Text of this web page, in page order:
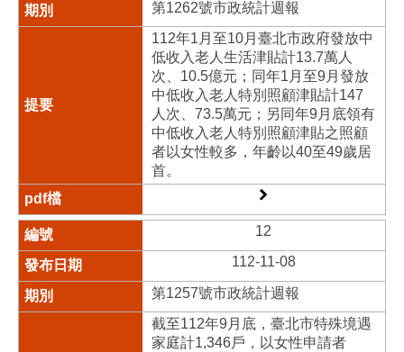
第1262號市政統計週報
112年1月至10月臺北市政府發放中
低收入老人生活津貼計13.7萬人
次、10.5億元；同年1月至9月發放
中低收入老人特別照顧津貼計147
人次、73.5萬元；另同年9月底領有
中低收入老人特別照顧津貼之照顧
者以女性較多，年齡以40至49歲居
首。
12
112-11-08
第1257號市政統計週報
截至112年9月底，臺北市特殊境遇
家庭計1,346戶，以女性申請者